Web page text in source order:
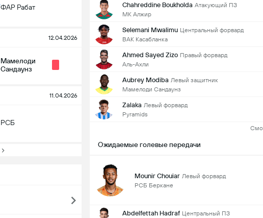
ФАР Рабат
12.04.2026
Мамелоди
Сандаунз
11.04.2026
РСБ
Chahreddine Boukholda Атакующий ПЗ
МК Алжир
Selemani Mwalimu Центральный форвард
ВАК Касабланка
Ahmed Sayed Zizo Правый форвард
Аль-Ахли
Aubrey Modiba Левый защитник
Мамелоди Сандаунз
Zalaka Левый форвард
Pyramids
Ожидаемые голевые передачи
Mounir Chouiar Левый форвард
РСБ Беркане
Abdelfettah Hadraf Центральный ПЗ